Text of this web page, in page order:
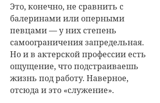
Это, конечно, не сравнить с
балеринами или оперными
певцами — у них степень
самоограничения запредельная.
Но и в актерской профессии есть
ощущение, что подстраиваешь
жизнь под работу. Наверное,
отсюда и это «служение».